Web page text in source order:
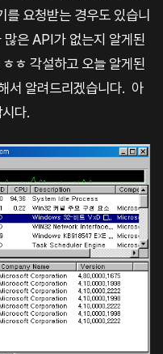
요청받는 경우도 있습니
은 API가 없는지 알게된
ㅎ 각설하고 오늘 알게된
서 알려드리겠습니다. 아
다.